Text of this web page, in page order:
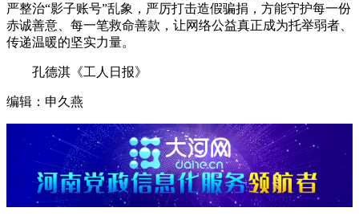
严整治“影子账号”乱象，严厉打击造假骗捐，方能守护每一份
赤诚善意、每一笔救命善款，让网络公益真正成为托举弱者、
传递温暖的坚实力量。
孔德淇《工人日报》
编辑：申久燕